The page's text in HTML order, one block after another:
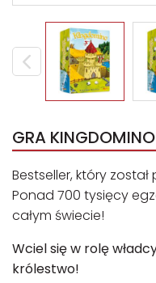
GRA
Bestseller, który
Ponad 700 tysięcy
całym świecie!
Wciel się w rolę
królestwo!